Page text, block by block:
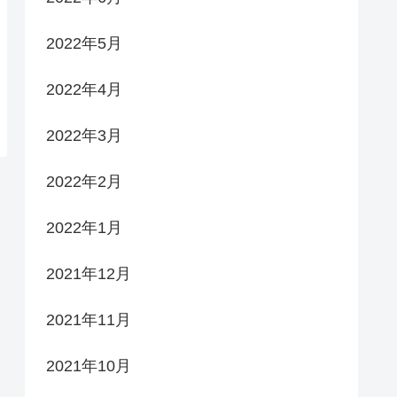
2022年5月
2022年4月
2022年3月
2022年2月
2022年1月
2021年12月
2021年11月
2021年10月